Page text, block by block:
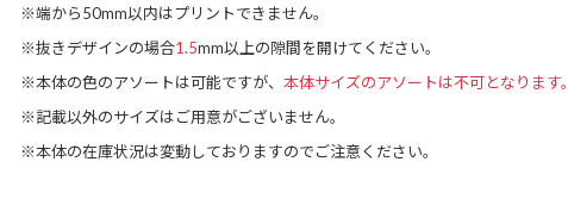
※端から50mm以内はプリントできません。
※抜きデザインの場合1.5mm以上の隙間を開けてください。
※本体の色のアソートは可能ですが、 本体サイズのアソートは不可となります。
※記載以外のサイズはご用意がございません。
※本体の在庫状況は変動しておりますのでご注意ください。